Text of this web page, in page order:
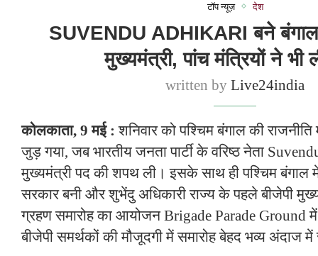
टॉप न्यूज़ देश
SUVENDU ADHIKARI बने
मुख्यमंत्री, पांच मंत्रियों ने भी
written byLive24india
कोलकाता, 9 मई : शनिवार को पश्चिम बंगाल की
जुड़ गया, जब भारतीय जनता पार्टी के वरिष्ठ नेता
मुख्यमंत्री पद की शपथ ली। इसके साथ ही पश्चिम बंगाल में
सरकार बनी और शुभेंदु अधिकारी राज्य के पहले बीजेपी
ग्रहण समारोह का आयोजन Brigade Parade Ground में
बीजेपी समर्थकों की मौजूदगी में समारोह बेहद भव्य अंदाज